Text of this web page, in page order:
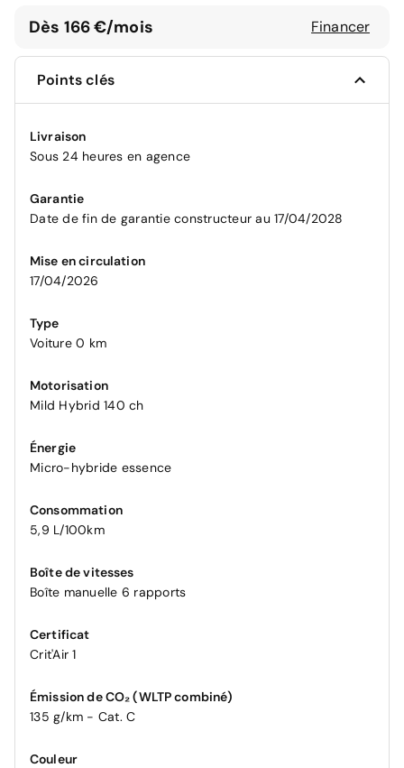
Dès 166 €/mois Financer
Points clés
Livraison
Sous 24 heures en agence
Garantie
Date de fin de garantie constructeur au 17/04/2028
Mise en circulation
17/04/2026
Type
Voiture 0 km
Motorisation
Mild Hybrid 140 ch
Énergie
Micro-hybride essence
Consommation
5,9 L/100km
Boîte de vitesses
Boîte manuelle 6 rapports
Certificat
Crit'Air 1
Émission de CO₂ (WLTP combiné)
135 g/km - Cat. C
Couleur